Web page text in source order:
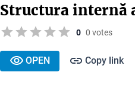
Structura internă
0 0 votes
OPEN Copy link